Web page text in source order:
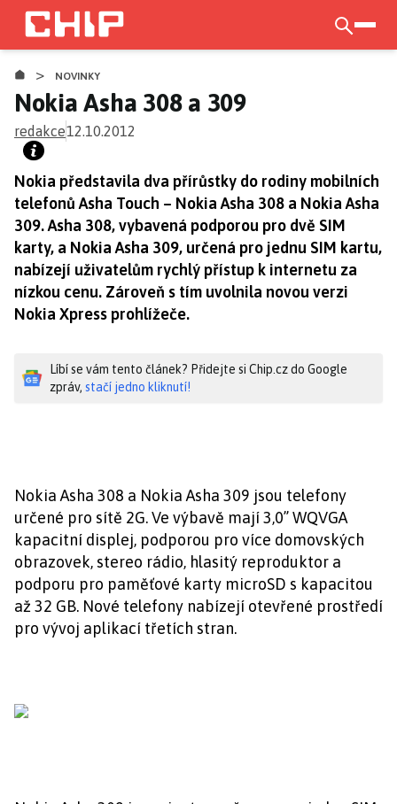
Přejít
hlavnímu
obsahu
> NOVINKY
Nokia Asha 308 a 309
redakce12.10.2012
Nokia představila dva přírůstky do rodiny mobilních
telefonů Asha Touch – Nokia Asha 308 a Nokia Asha
309. Asha 308, vybavená podporou pro dvě SIM
karty, a Nokia Asha 309, určená pro jednu SIM kartu,
nabízejí uživatelům rychlý přístup k internetu za
nízkou cenu. Zároveň s tím uvolnila novou verzi
Nokia Xpress prohlížeče.
Líbí se vám tento článek? Přidejte si Chip.cz do Google
zpráv, stačí jedno kliknutí!
Nokia Asha 308 a Nokia Asha 309 jsou telefony
určené pro sítě 2G. Ve výbavě mají 3,0’’ WQVGA
kapacitní displej, podporou pro více domovských
obrazovek, stereo rádio, hlasitý reproduktor a
podporu pro paměťové karty microSD s kapacitou
až 32 GB. Nové telefony nabízejí otevřené prostředí
pro vývoj aplikací třetích stran.